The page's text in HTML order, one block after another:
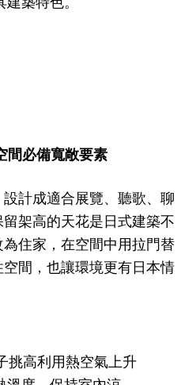
間必備寬敞要素
計成適合展覽、聽歌、聊
架高的天花是日式建築不
住家，在空間中用拉門替
間，也讓環境更有日本情
挑高利用熱空氣上升